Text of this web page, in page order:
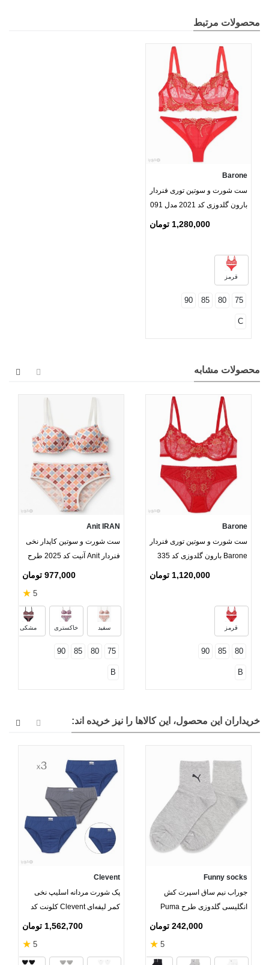
محصولات مرتبط
Barone
ست شورت و سوتین توری فنردار
بارون گلدوزی کد 2021 مدل 091
1,280,000 تومان
قرمز
75
80
85
90
C
محصولات مشابه
Barone
ست شورت و سوتین توری فنردار
Barone بارون گلدوزی کد 335
1,120,000 تومان
قرمز
80
85
90
B
Anit IRAN
ست شورت و سوتین کاپدار نخی
فنردار Anit آنیت کد 2025 طرح
977,000 تومان
5
★
سفید خاکستری مشکی
75
80
85
90
B
خریداران این محصول، این کالاها را نیز خریده اند:
Funny socks
جوراب نیم ساق اسپرت کش
انگلیسی گلدوزی طرح Puma
242,000 تومان
5
★
سرمه‌ای
Clevent
پک شورت مردانه اسلیپ نخی
کمر لیفه‌ای Clevent کلونت کد
1,562,700 تومان
5
★